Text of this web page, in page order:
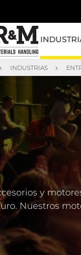
INDUSTRIAS
y
Nuestros